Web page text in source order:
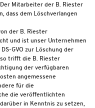
Mitarbeiter der B. Riester
dass dem Löschverlangen
der B. Riester
und ist unser Unternehmen
GVO zur Löschung der
trifft die B. Riester
der verfügbaren
angemessene
für die
die veröffentlichten
in Kenntnis zu setzen,